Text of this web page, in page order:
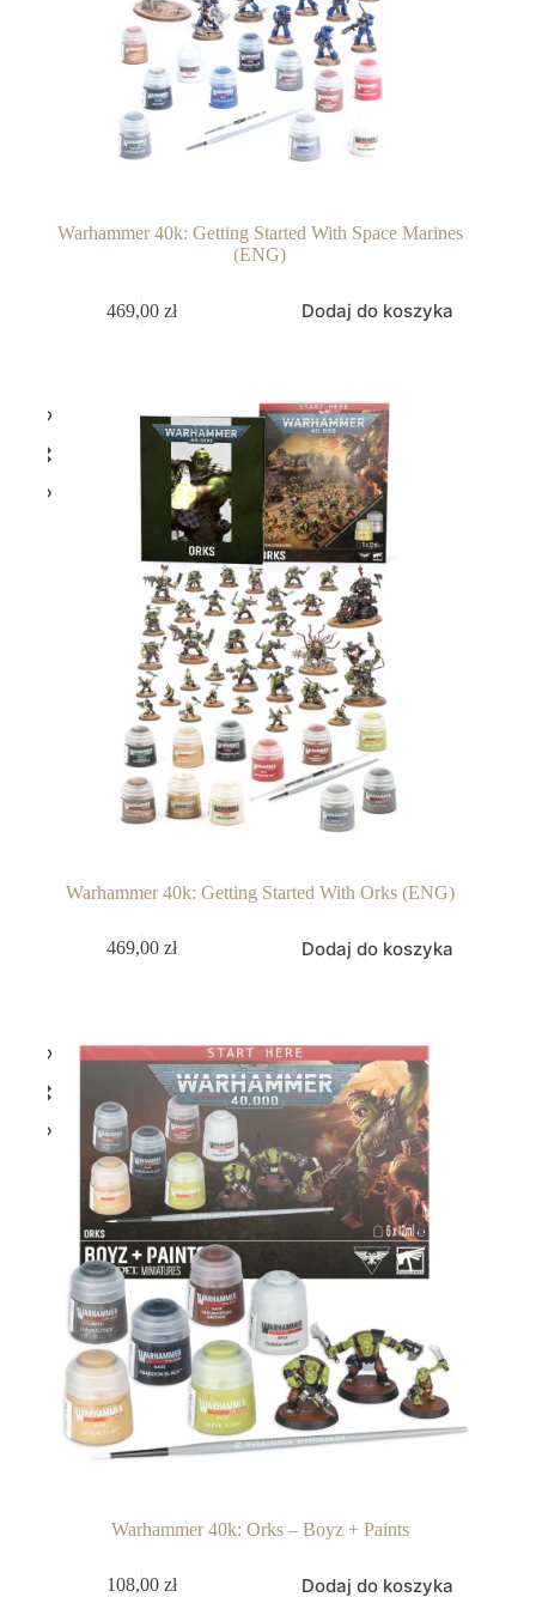
Warhammer 40k: Getting Started With Space Marines
(ENG)
469,00zł Dodaj do koszyka
Warhammer 40k: Getting Started With Orks (ENG)
469,00zł Dodaj do koszyka
Warhammer 40k: Orks – Boyz + Paints
108,00zł Dodaj do koszyka